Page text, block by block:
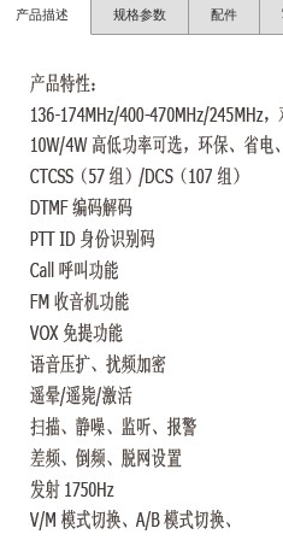
产品描述 规格参数 配件